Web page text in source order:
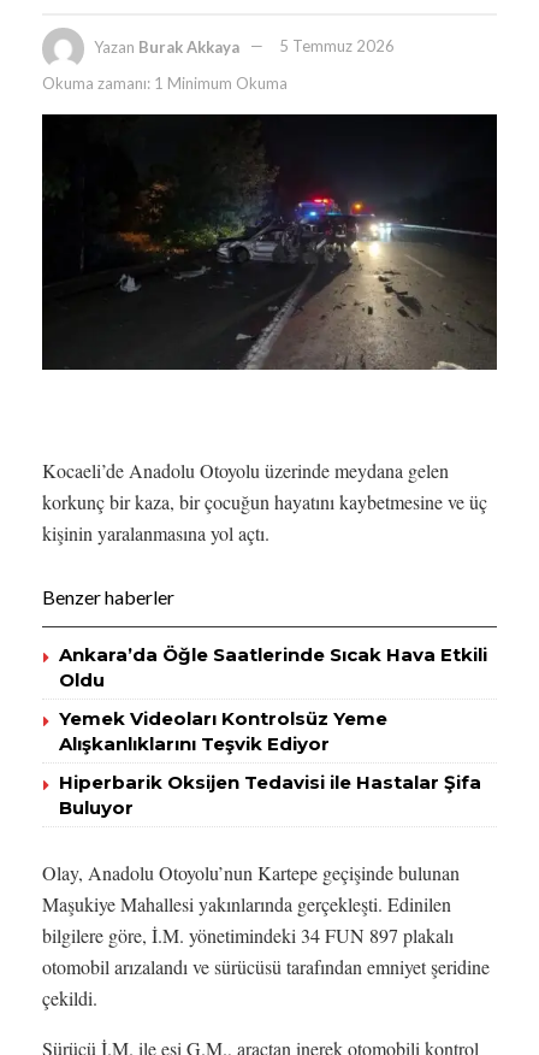
Yazan Burak Akkaya
5 Temmuz 2026
Okuma zamanı: 1 Minimum Okuma
Kocaeli’de Anadolu Otoyolu üzerinde meydana gelen
korkunç bir kaza, bir çocuğun hayatını kaybetmesine ve üç
kişinin yaralanmasına yol açtı.
Benzer haberler
Ankara’da Öğle Saatlerinde Sıcak Hava Etkili
Oldu
Yemek Videoları Kontrolsüz Yeme
Alışkanlıklarını Teşvik Ediyor
Hiperbarik Oksijen Tedavisi ile Hastalar Şifa
Buluyor
Olay, Anadolu Otoyolu’nun Kartepe geçişinde bulunan
Maşukiye Mahallesi yakınlarında gerçekleşti. Edinilen
bilgilere göre, İ.M. yönetimindeki 34 FUN 897 plakalı
otomobil arızalandı ve sürücüsü tarafından emniyet şeridine
çekildi.
Sürücü İ.M. ile eşi G.M., araçtan inerek otomobili kontrol